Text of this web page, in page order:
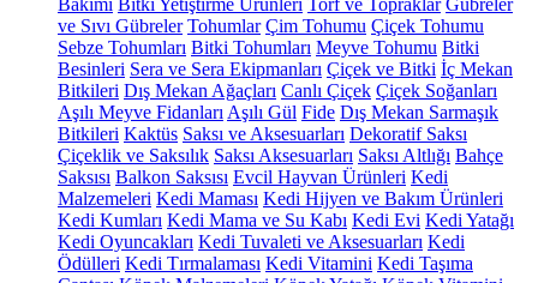
Bakımı Bitki Yetiştirme Ürünleri Torf ve Topraklar Gübreler
ve Sıvı Gübreler Tohumlar Çim Tohumu Çiçek Tohumu
Sebze Tohumları Bitki Tohumları Meyve Tohumu Bitki
Besinleri Sera ve Sera Ekipmanları Çiçek ve Bitki İç Mekan
Bitkileri Dış Mekan Ağaçları Canlı Çiçek Çiçek Soğanları
Aşılı Meyve Fidanları Aşılı Gül Fide Dış Mekan Sarmaşık
Bitkileri Kaktüs Saksı ve Aksesuarları Dekoratif Saksı
Çiçeklik ve Saksılık Saksı Aksesuarları Saksı Altlığı Bahçe
Saksısı Balkon Saksısı Evcil Hayvan Ürünleri Kedi
Malzemeleri Kedi Maması Kedi Hijyen ve Bakım Ürünleri
Kedi Kumları Kedi Mama ve Su Kabı Kedi Evi Kedi Yatağı
Kedi Oyuncakları Kedi Tuvaleti ve Aksesuarları Kedi
Ödülleri Kedi Tırmalaması Kedi Vitamini Kedi Taşıma